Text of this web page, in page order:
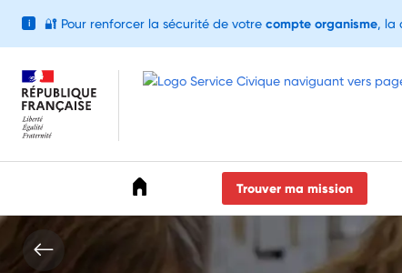
Trouver ma mission
i 🔐 Pour renforcer la sécurité de votre compte organisme, la